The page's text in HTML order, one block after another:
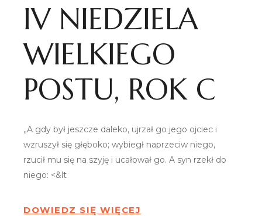
IV NIEDZIELA
WIELKIEGO
POSTU, ROK C
„A gdy był jeszcze daleko, ujrzał go jego ojciec i
wzruszył się głęboko; wybiegł naprzeciw niego,
rzucił mu się na szyję i ucałował go. A syn rzekł do
niego: <&lt
DOWIEDZ SIĘ WIĘCEJ